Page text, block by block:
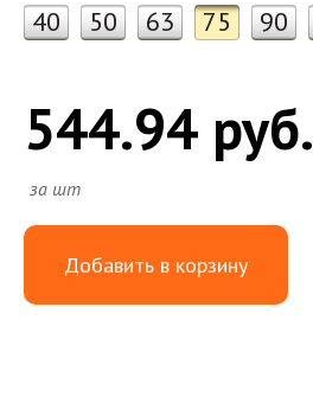
40 50 63 75 90
544.94 руб.
за шт
Добавить в корзину